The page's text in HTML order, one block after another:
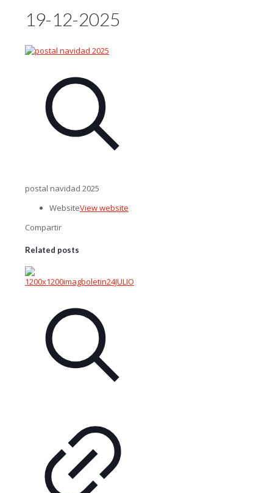
19-12-2025
postal navidad 2025
WebsiteView website
Compartir
Related posts